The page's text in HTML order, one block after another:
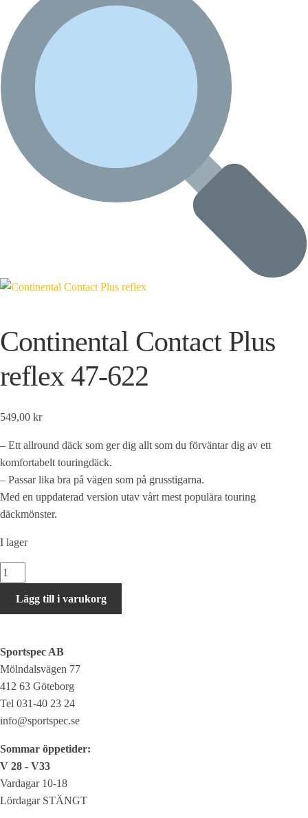
Continental Contact Plus
reflex 47-622
549,00 kr
– Ett allround däck som ger dig allt som du förväntar dig av ett
komfortabelt touringdäck.
– Passar lika bra på vägen som på grusstigarna.
Med en uppdaterad version utav vårt mest populära touring
däckmönster.
I lager
Continental
Contact
Plus
622
mängd
Lägg till i varukorg
Sportspec AB
Mölndalsvägen 77
412 63 Göteborg
Tel 031-40 23 24
info@sportspec.se
Sommar öppetider:
V 28 - V33
Vardagar 10-18
Lördagar STÄNGT